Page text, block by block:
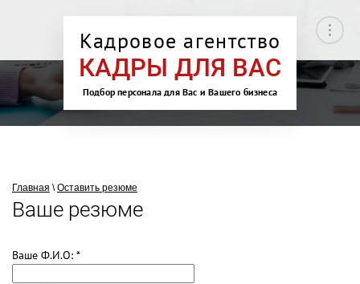
Кадровое агентство
КАДРЫ ДЛЯ ВАС
Подбор персонала для Вас и Вашего бизнеса
Главная \Оставить резюме
Ваше резюме
Ваше Ф.И.О: *